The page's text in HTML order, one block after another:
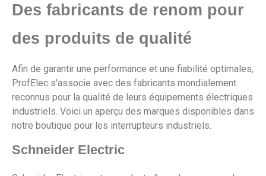
Des fabricants de renom pour
des produits de qualité
Afin de garantir une performance et une fiabilité optimales,
ProfElec s'associe avec des fabricants mondialement
reconnus pour la qualité de leurs équipements électriques
industriels. Voici un aperçu des marques disponibles dans
notre boutique pour les interrupteurs industriels.
Schneider Electric